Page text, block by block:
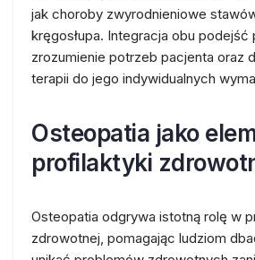
jak choroby zwyrodnieniowe
kręgosłupa. Integracja obu podejść
zrozumienie potrzeb pacjenta oraz
terapii do jego indywidualnych
Osteopatia jako
profilaktyki
Osteopatia odgrywa istotną rolę w
zdrowotnej, pomagając ludziom